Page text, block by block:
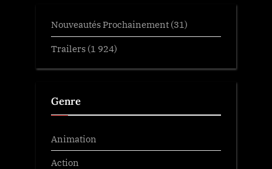
Nouveautés Prochainement (31)
Trailers (1 924)
Genre
Animation
Action